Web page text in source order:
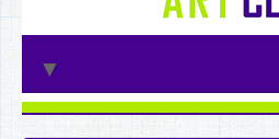
▼
▼